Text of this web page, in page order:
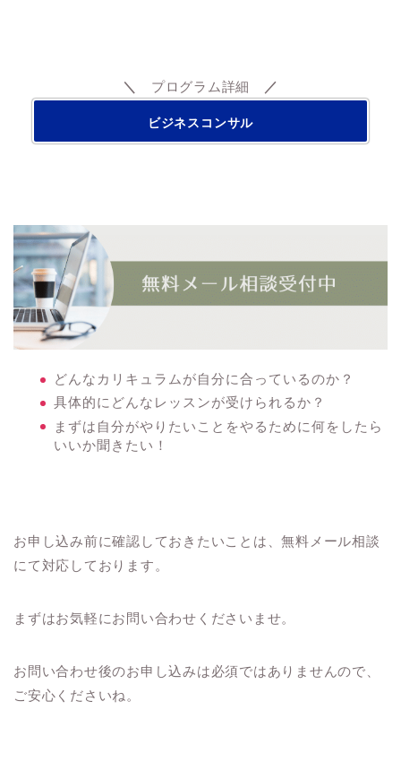
＼ プログラム詳細 ／
ビジネスコンサル
どんなカリキュラムが自分に合っているのか？
具体的にどんなレッスンが受けられるか？
まずは自分がやりたいことをやるために何をしたら
いいか聞きたい！
お申し込み前に確認しておきたいことは、無料メール相談
にて対応しております。
まずはお気軽にお問い合わせくださいませ。
お問い合わせ後のお申し込みは必須ではありませんので、
ご安心くださいね。